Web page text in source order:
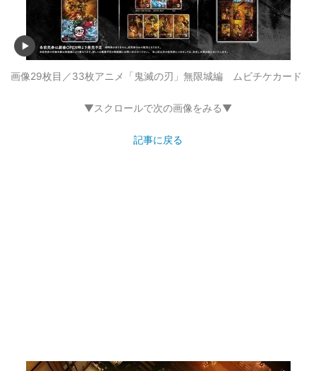
画像29枚目／33枚アニメ「鬼滅の刃」無限城編 ムビチケカード
▼スクロールで次の画像をみる▼
記事に戻る